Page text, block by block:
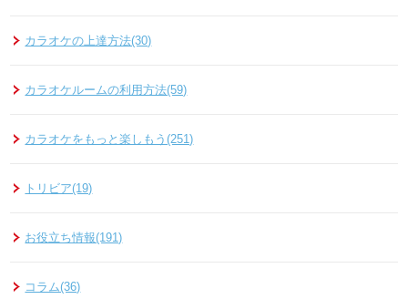
カラオケの上達方法(30)
カラオケルームの利用方法(59)
カラオケをもっと楽しもう(251)
トリビア(19)
お役立ち情報(191)
コラム(36)